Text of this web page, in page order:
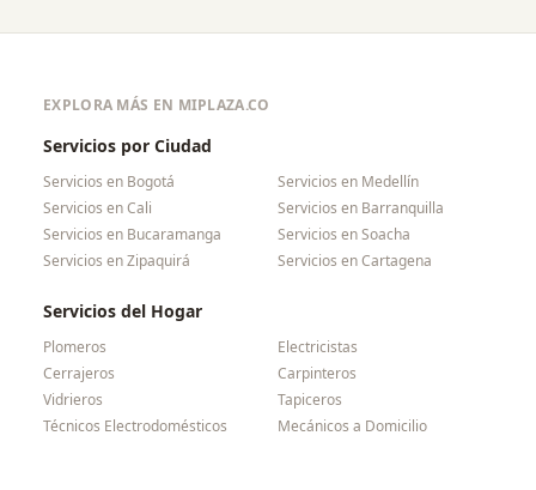
EXPLORA MÁS EN MIPLAZA.CO
Servicios por Ciudad
Servicios en Bogotá Servicios en Medellín
Servicios enCali Servicios en Barranquilla
Servicios en Bucaramanga Servicios enSoacha
Servicios enZipaquirá Servicios enCartagena
Servicios del Hogar
Plomeros
Electricistas
Cerrajeros
Carpinteros
Vidrieros
Tapiceros
Técnicos Electrodomésticos
Mecánicos a Domicilio